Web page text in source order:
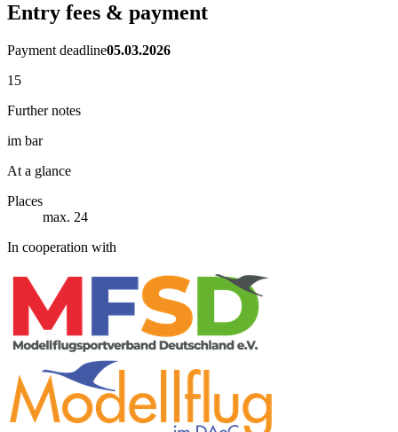
Entry fees & payment
Payment deadline05.03.2026
15
Further notes
im bar
At a glance
Places
max. 24
In cooperation with